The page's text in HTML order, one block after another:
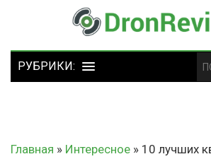
Главная » Интересное » 10 лучших